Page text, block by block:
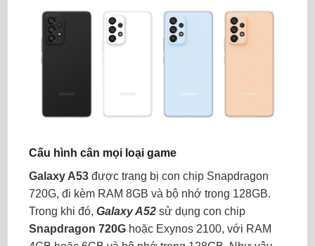
Cấu hình cân mọi loại game
Galaxy A53 được trang bị con chip Snapdragon
720G, đi kèm RAM 8GB và bộ nhớ trong 128GB.
Trong khi đó, Galaxy A52 sử dụng con chip
Snapdragon 720G hoặc Exynos 2100, với RAM